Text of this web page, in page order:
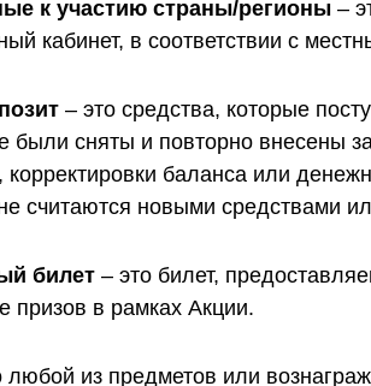
к участию страны/регионы –
кабинет, в соответствии с
– это средства, которые
были сняты и повторно внесены
корректировки баланса или
считаются новыми средствами
билет – это билет,
призов в рамках Акции.
любой из предметов или